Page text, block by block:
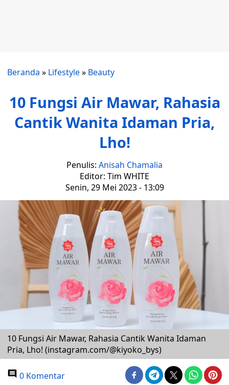
Beranda » Lifestyle» Beauty
10 Fungsi Air Mawar, Rahasia
Cantik Wanita Idaman Pria,
Lho!
Penulis: Anisah Chamalia
Editor: Tim WHITE
Senin, 29 Mei 2023 - 13:09
10 Fungsi Air Mawar, Rahasia Cantik Wanita Idaman
Pria, Lho! (instagram.com/@kiyoko_bys)
0 Komentar